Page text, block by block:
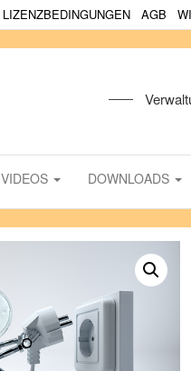
LIZENZBEDINGUNGEN AGB
VIDEOS DOWNLOADS